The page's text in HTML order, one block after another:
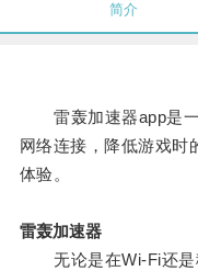
简介
雷轰加速器app是一
网络连接，降低游戏时
体验。
雷轰加速器
无论是在Wi-Fi还是